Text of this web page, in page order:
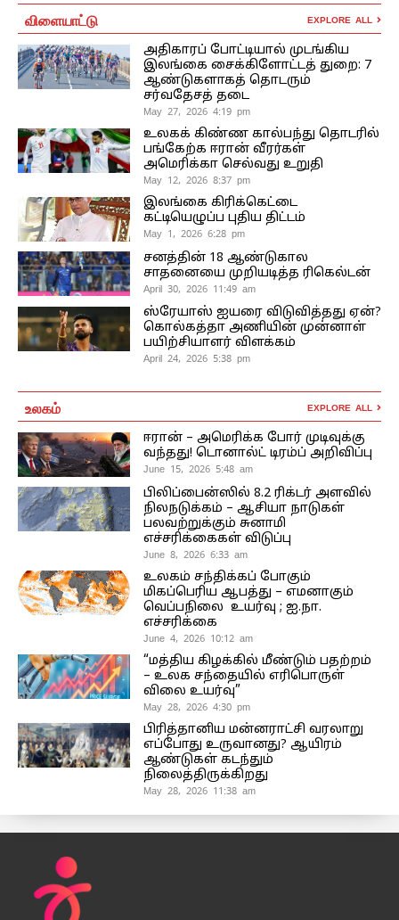
விளையாட்டு EXPLORE ALL
அதிகாரப் போட்டியால் முடங்கிய
இலங்கை சைக்கிளோட்டத் துறை: 7
ஆண்டுகளாகத் தொடரும்
சர்வதேசத் தடை
May 27, 2026 4:19 pm
உலகக் கிண்ண கால்பந்து தொடரில்
பங்கேற்க ஈரான் வீரர்கள்
அமெரிக்கா செல்வது உறுதி
May 12, 2026 8:37 pm
இலங்கை கிரிக்கெட்டை
கட்டியெழுப்ப புதிய திட்டம்
May 1, 2026 6:28 pm
சனத்தின் 18 ஆண்டுகால
சாதனையை முறியடித்த ரிகெல்டன்
April 30, 2026 11:49 am
ஸ்ரேயாஸ் ஐயரை விடுவித்தது ஏன்?
கொல்கத்தா அணியின் முன்னாள்
பயிற்சியாளர் விளக்கம்
April 24, 2026 5:38 pm
உலகம் EXPLORE ALL
ஈரான் – அமெரிக்க போர் முடிவுக்கு
வந்தது! டொனால்ட் டிரம்ப் அறிவிப்பு
June 15, 2026 5:48 am
பிலிப்பைன்ஸில் 8.2 ரிக்டர் அளவில்
நிலநடுக்கம் – ஆசியா நாடுகள்
பலவற்றுக்கும் சுனாமி
எச்சரிக்கைகள் விடுப்பு
June 8, 2026 6:33 am
உலகம் சந்திக்கப் போகும்
மிகப்பெரிய ஆபத்து – எமனாகும்
வெப்பநிலை உயர்வு ; ஐ.நா.
எச்சரிக்கை
June 4, 2026 10:12 am
“மத்திய கிழக்கில் மீண்டும் பதற்றம்
– உலக சந்தையில் எரிபொருள்
விலை உயர்வு”
May 28, 2026 4:30 pm
பிரித்தானிய மன்னராட்சி வரலாறு
எப்போது உருவானது? ஆயிரம்
ஆண்டுகள் கடந்தும்
நிலைத்திருக்கிறது
May 28, 2026 11:38 am